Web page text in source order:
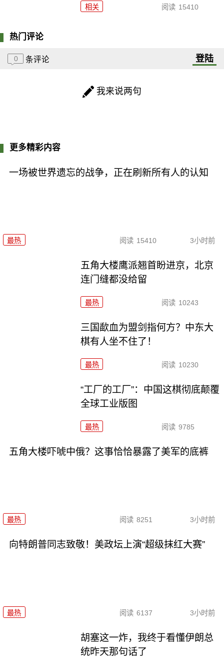
相关 阅读 15410
热门评论
0 条评论 登陆
我来说两句
更多精彩内容
一场被世界遗忘的战争，正在刷新所有人的认知
最热 阅读 15410 3小时前
五角大楼鹰派翘首盼进京，北京
连门缝都没给留
最热 阅读 10243
三国歃血为盟剑指何方？中东大
棋有人坐不住了！
最热 阅读 10230
“工厂的工厂”：中国这棋彻底颠覆
全球工业版图
最热 阅读 9785
五角大楼吓唬中俄？这事恰恰暴露了美军的底裤
最热 阅读 8251 3小时前
向特朗普同志致敬！美政坛上演“超级抹红大赛”
最热 阅读 6137 3小时前
胡塞这一炸，我终于看懂伊朗总
统昨天那句话了